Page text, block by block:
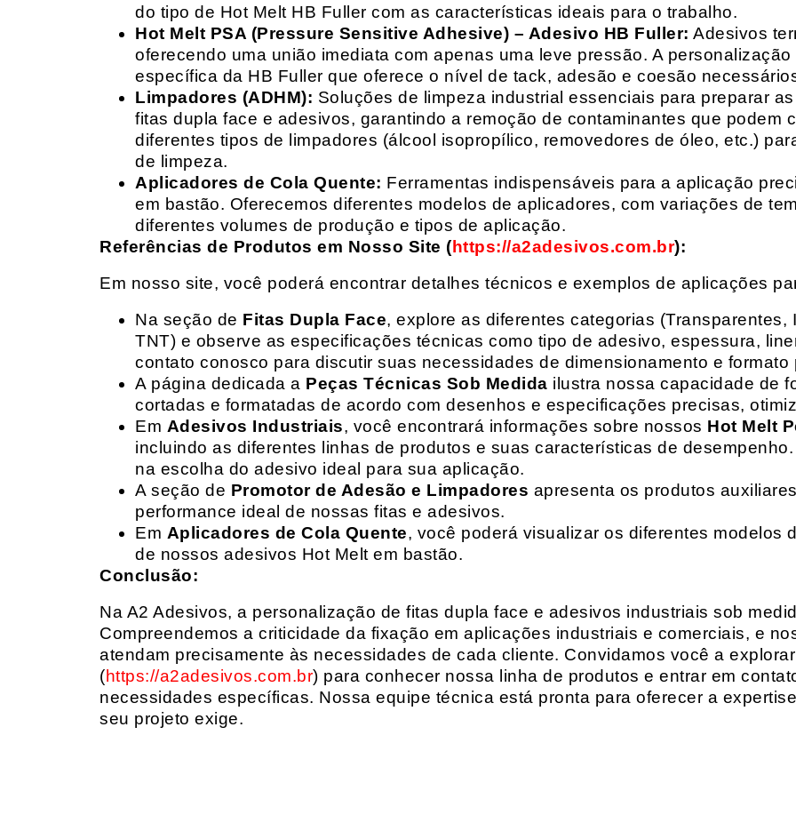
do tipo de Hot Melt HB Fuller com as características ideais para o trabalho.
Hot Melt PSA (Pressure Sensitive Adhesive) – Adesivo HB Fuller: Adesivos
oferecendo uma união imediata com apenas uma leve pressão. A
específica da HB Fuller que oferece o nível de tack, adesão e coesão
Limpadores (ADHM): Soluções de limpeza industrial essenciais para preparar
fitas dupla face e adesivos, garantindo a remoção de contaminantes que podem
diferentes tipos de limpadores (álcool isopropílico, removedores de óleo, etc.)
de limpeza.
Aplicadores de Cola Quente: Ferramentas indispensáveis para a aplicação
em bastão. Oferecemos diferentes modelos de aplicadores, com variações de
diferentes volumes de produção e tipos de aplicação.
Referências de Produtos em Nosso Site (https://a2adesivos.com.br):
Em nosso site, você poderá encontrar detalhes técnicos e exemplos de aplicações
Na seção de Fitas Dupla Face, explore as diferentes categorias
TNT) e observe as especificações técnicas como tipo de adesivo, espessura,
contato conosco para discutir suas necessidades de dimensionamento e formato
A página dedicada a Peças Técnicas Sob Medida ilustra nossa capacidade de
cortadas e formatadas de acordo com desenhos e especificações precisas,
Em Adesivos Industriais, você encontrará informações sobre nossos Hot Melt
incluindo as diferentes linhas de produtos e suas características de
na escolha do adesivo ideal para sua aplicação.
A seção de Promotor de Adesão e Limpadores apresenta os produtos
performance ideal de nossas fitas e adesivos.
Em Aplicadores de Cola Quente, você poderá visualizar os diferentes modelos
de nossos adesivos Hot Melt em bastão.
Conclusão:
Na A2 Adesivos, a personalização de fitas dupla face e adesivos industriais sob
Compreendemos a criticidade da fixação em aplicações industriais e comerciais, e
atendam precisamente às necessidades de cada cliente. Convidamos você a
(https://a2adesivos.com.br) para conhecer nossa linha de produtos e entrar em
necessidades específicas. Nossa equipe técnica está pronta para oferecer a
seu projeto exige.